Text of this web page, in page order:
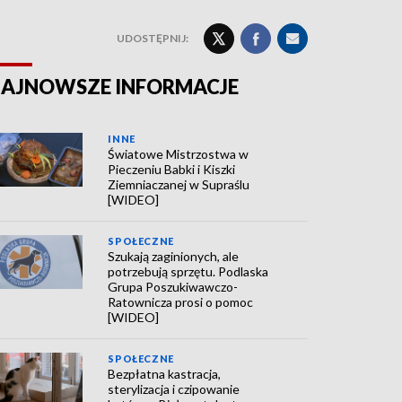
UDOSTĘPNIJ:
INFORMACJE
INNE
Światowe Mistrzostwa w
Pieczeniu Babki i Kiszki
Ziemniaczanej w Supraślu
[WIDEO]
SPOŁECZNE
Szukają zaginionych, ale
potrzebują sprzętu. Podlaska
Grupa Poszukiwawczo-
Ratownicza prosi o pomoc
[WIDEO]
SPOŁECZNE
Bezpłatna kastracja,
sterylizacja i czipowanie